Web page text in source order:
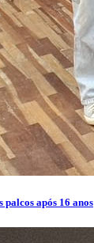
após 16 anos